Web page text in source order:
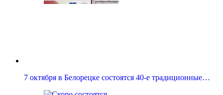
7 октября в Белорецке состоятся 40-е традиционные…